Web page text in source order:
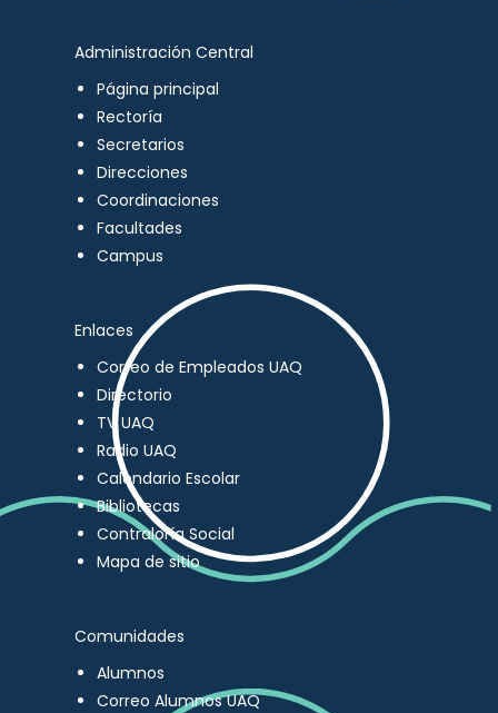
Administración Central
Página principal
Rectoría
Secretarios
Direcciones
Coordinaciones
Facultades
Campus
Enlaces
Correo de Empleados UAQ
Directorio
TV UAQ
Radio UAQ
Calendario Escolar
Bibliotecas
Contraloría Social
Mapa de sitio
Comunidades
Alumnos
Correo Alumnos UAQ